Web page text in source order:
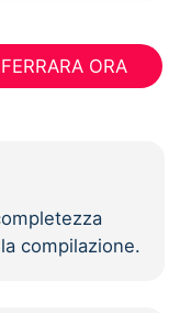
ORA
compilazione.